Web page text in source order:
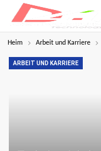
Heim Arbeit und Karriere
ARBEIT UND KARRIERE